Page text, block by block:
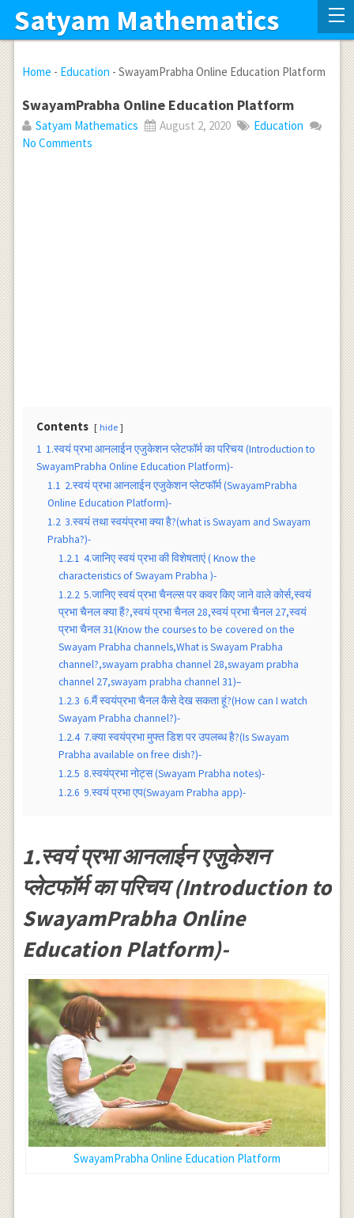
Satyam Mathematics
Home - Education - SwayamPrabha Online Education Platform
SwayamPrabha Online Education Platform
Satyam Mathematics August 2, 2020
Education
No Comments
Contents hide
1 1.स्वयं प्रभा आनलाईन एजुकेशन प्लेटफॉर्म का परिचय (Introduction to
SwayamPrabha Online Education Platform)-
1.1 2.स्वयं प्रभा आनलाईन एजुकेशन प्लेटफॉर्म (SwayamPrabha
Online Education Platform)-
1.2 3.स्वयं तथा स्वयंप्रभा क्या है?(what is Swayam and Swayam
Prabha?)-
1.2.1 4.जानिए स्वयं प्रभा की विशेषताएं ( Know the
characteristics of Swayam Prabha )-
1.2.2 5.जानिए स्वयं प्रभा चैनल्स पर कवर किए जाने वाले कोर्स,स्वयं
प्रभा चैनल क्या हैं?,स्वयं प्रभा चैनल 28,स्वयं प्रभा चैनल 27,स्वयं
प्रभा चैनल 31(Know the courses to be covered on the
Swayam Prabha channels,What is Swayam Prabha
channel?,swayam prabha channel 28,swayam prabha
channel 27,swayam prabha channel 31)–
1.2.3 6.मैं स्वयंप्रभा चैनल कैसे देख सकता हूं?(How can I watch
Swayam Prabha channel?)-
1.2.4 7.क्या स्वयंप्रभा मुफ्त डिश पर उपलब्ध है?(Is Swayam
Prabha available on free dish?)-
1.2.5 8.स्वयंप्रभा नोट्स (Swayam Prabha notes)-
1.2.6 9.स्वयं प्रभा एप(Swayam Prabha app)-
1.स्वयं प्रभा आनलाईन एजुकेशन
प्लेटफॉर्म का परिचय (Introduction to
SwayamPrabha Online
Education Platform)-
SwayamPrabha Online Education Platform